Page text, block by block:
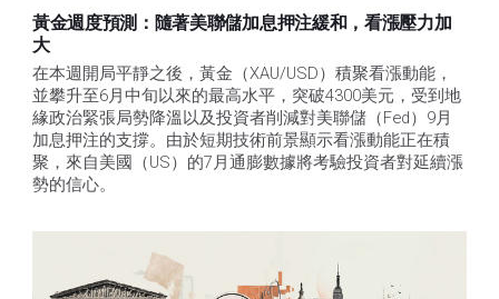
黃金週度預測：隨著美聯儲加息押注緩和，看漲壓力加
大
在本週開局平靜之後，黃金（XAU/USD）積聚看漲動能，
並攀升至6月中旬以來的最高水平，突破4300美元，受到地
緣政治緊張局勢降溫以及投資者削減對美聯儲（Fed）9月
加息押注的支撐。由於短期技術前景顯示看漲動能正在積
聚，來自美國（US）的7月通膨數據將考驗投資者對延續漲
勢的信心。